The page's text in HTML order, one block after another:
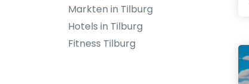
Markten in Tilburg
Hotels in Tilburg
Fitness Tilburg